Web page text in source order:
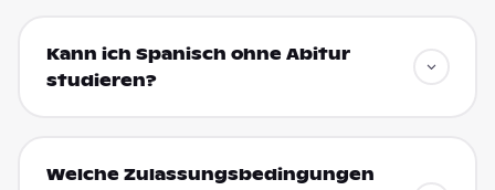
Kann ich Spanisch ohne Abitur
studieren?
Welche Zulassungsbedingungen